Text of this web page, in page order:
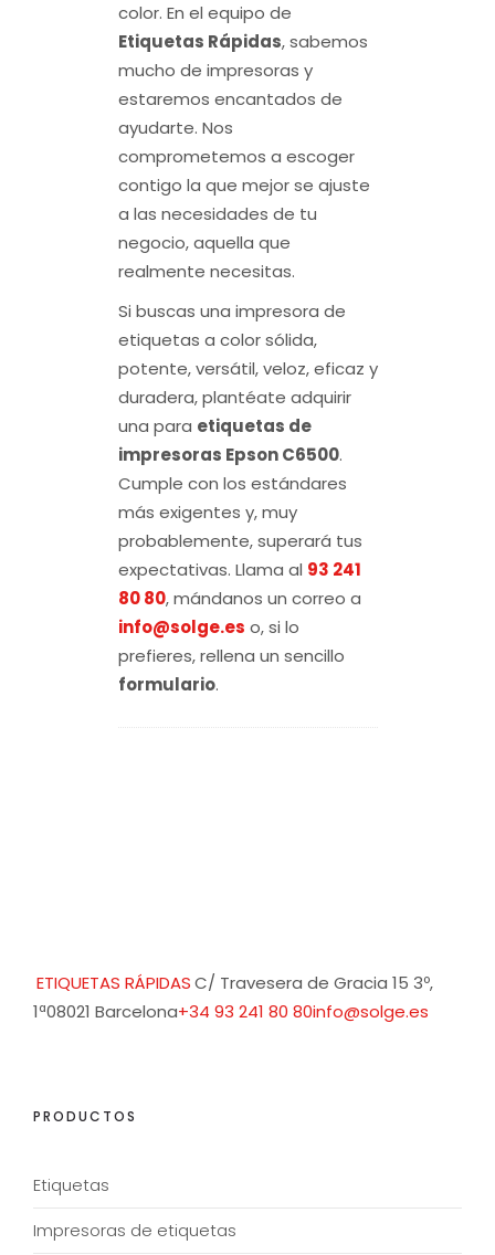
color. En el equipo de
Etiquetas Rápidas, sabemos
mucho de impresoras y
estaremos encantados de
ayudarte. Nos
comprometemos a escoger
contigo la que mejor se ajuste
a las necesidades de tu
negocio, aquella que
realmente necesitas.
Si buscas una impresora de
etiquetas a color sólida,
potente, versátil, veloz, eficaz y
duradera, plantéate adquirir
una para etiquetas de
impresoras Epson C6500.
Cumple con los estándares
más exigentes y, muy
probablemente, superará tus
expectativas. Llama al 93 241
80 80, mándanos un correo a
info@solge.es o, si lo
prefieres, rellena un sencillo
formulario.
ETIQUETAS RÁPIDASC/ Travesera de Gracia 15 3º,
1ª08021 Barcelona+34 93 241 80 80info@solge.es
PRODUCTOS
Etiquetas
Impresoras de etiquetas